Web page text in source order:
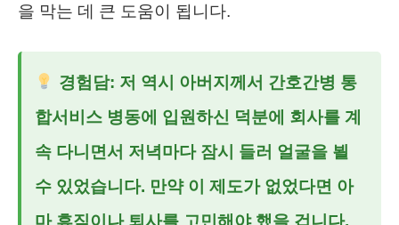
을 막는 데 큰 도움이 됩니다.
경험담: 저 역시 아버지께서 간호간병 통
합서비스 병동에 입원하신 덕분에 회사를 계
속 다니면서 저녁마다 잠시 들러 얼굴을 뵐
수 있었습니다. 만약 이 제도가 없었다면 아
마 휴직이나 퇴사를 고민해야 했을 겁니다.